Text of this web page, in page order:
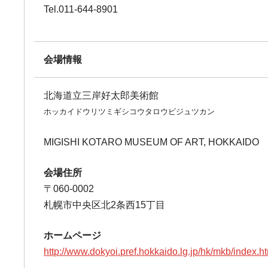
Tel.011-644-8901
会場情報
北海道立三岸好太郎美術館
ホッカイドウリツミギシコウタロウビジュツカン
MIGISHI KOTARO MUSEUM OF ART, HOKKAIDO
会場住所
〒060-0002
札幌市中央区北2条西15丁目
ホームページ
http://www.dokyoi.pref.hokkaido.lg.jp/hk/mkb/